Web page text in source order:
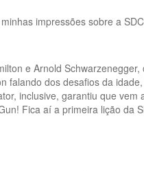
impressões sobre a
e Arnold
falando dos desafios da
inclusive, garantiu que
Fica aí a primeira lição